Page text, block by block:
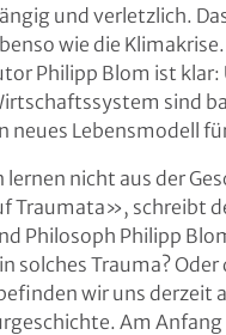
und verletzlich.
wie die
Philipp Blom ist klar:
sind
neues Lebensmodell
nicht aus der
Traumata», schreibt
Philosoph Philipp
solches Trauma? Oder
wir uns derzeit
Am